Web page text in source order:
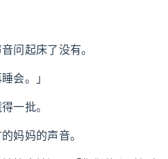
问起床了没有。
会。」
一批。
妈妈的声音。